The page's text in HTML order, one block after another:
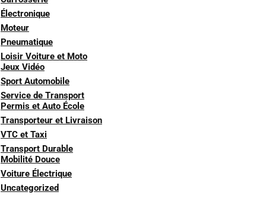
Électronique
Moteur
Pneumatique
Loisir Voiture et Moto
Jeux Vidéo
Sport Automobile
Service de Transport
Permis et Auto École
Transporteur et Livraison
VTC et Taxi
Transport Durable
Mobilité Douce
Voiture Électrique
Uncategorized